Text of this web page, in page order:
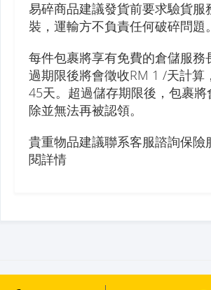
易碎商品建議發貨前要求驗貨服
裝，運輸方不負責任何破碎問題。
每件包裹將享有免費的倉儲服務
過期限後將會徵收RM 1 /天計算
45天。超過儲存期限後，包裹將
除並無法再被認領。
貴重物品建議聯系客服諮詢保險
閱詳情